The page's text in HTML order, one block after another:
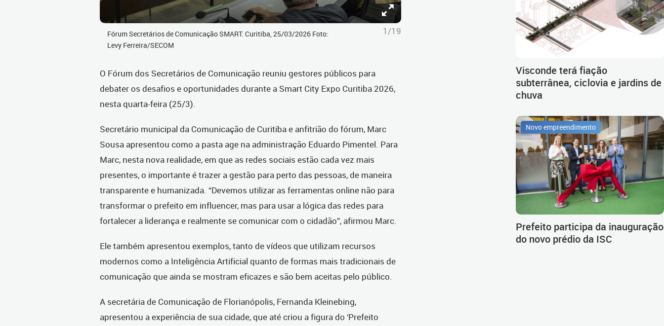
Fórum Secretários de Comunicação SMART. Curitiba, 25/03/2026 Foto:
Levy Ferreira/SECOM
1/19
O Fórum dos Secretários de Comunicação reuniu gestores públicos para
debater os desafios e oportunidades durante a Smart City Expo Curitiba 2026,
nesta quarta-feira (25/3).
Secretário municipal da Comunicação de Curitiba e anfitrião do fórum, Marc
Sousa apresentou como a pasta age na administração Eduardo Pimentel. Para
Marc, nesta nova realidade, em que as redes sociais estão cada vez mais
presentes, o importante é trazer a gestão para perto das pessoas, de maneira
transparente e humanizada. “Devemos utilizar as ferramentas online não para
transformar o prefeito em influencer, mas para usar a lógica das redes para
fortalecer a liderança e realmente se comunicar com o cidadão”, afirmou Marc.
Ele também apresentou exemplos, tanto de vídeos que utilizam recursos
modernos como a Inteligência Artificial quanto de formas mais tradicionais de
comunicação que ainda se mostram eficazes e são bem aceitas pelo público.
A secretária de Comunicação de Florianópolis, Fernanda Kleinebing,
apresentou a experiência de sua cidade, que até criou a figura do ‘Prefeito
Visconde terá fiação
subterrânea, ciclovia e jardins de
chuva
Novo empreendimento
Prefeito participa da inauguração
do novo prédio da ISC